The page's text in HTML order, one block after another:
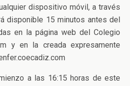
dispositivo móvil, a través
disponible 15 minutos antes del
en la página web del Colegio
y en la creada expresamente
a las 16:15 horas de este